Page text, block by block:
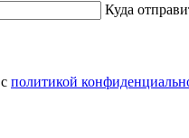
Куда
политикой